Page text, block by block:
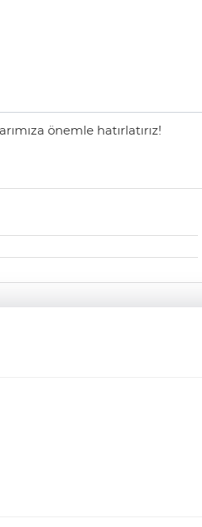
önemle hatırlatırız!